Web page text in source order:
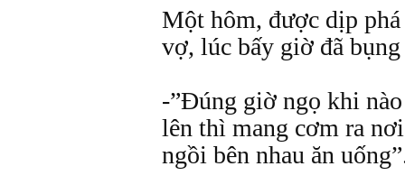
Một hôm, được dịp
vợ, lúc bấy giờ đã
-”Đúng giờ ngọ khi
lên thì mang cơm ra
ngồi bên nhau ăn